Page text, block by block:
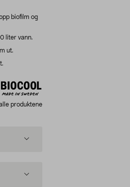
biofilm og
liter vann.
ut.
produktene